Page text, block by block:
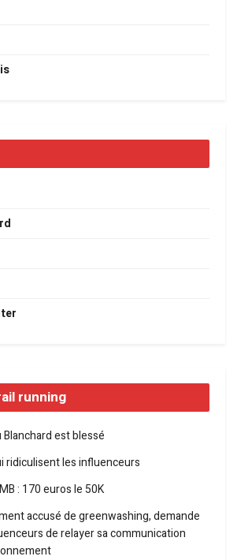
running
Blanchard est blessé
ridiculisent les influenceurs
: 170 euros le 50K
accusé de greenwashing, demande
de relayer sa communication